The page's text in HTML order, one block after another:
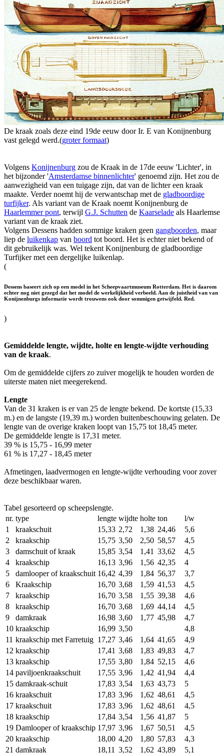
De kraak zoals deze eind 19de eeuw door Ir. E van Konijnenburg
vast gelegd werd.(groter formaat)
Volgens Konijnenburg zou de Kraak in de 17de eeuw 'Lichter', in
het bijzonder 'Amsterdamse binnenlichter' genoemd zijn. Het zou de
aanwezigheid van een tuigage zijn, dat van de lichter een kraak
maakte. Verder noemt hij de verwantschap met de gladboordige
turfijker. Als variant van de Kraak noemt Konijnenburg de
Haarlemmer pont, terwijl G.J. Schutten de Kaarselade als Haarlemse
variant van de kraak ziet.
Volgens Dessens hadden sommige kraken geen gangboorden, maar
liep de luikenkap van boord tot boord. Het is echter niet bekend of
dit gebruikelijk was. Wel tekent Konijnenburg de gladboordige
Turfijker met een dergelijke luikenlap.
(
Dessens baseert zich op een model in het Scheepvaartmuseum Rotterdam. Het is daarom
echter nog niet gezegd dat het model de werkelijkheid verbeeld. Aan de juistheid van van
Konijnenburgs informatie wordt trouwens ook door sommigen getwijfeld. Red.
)
Gemiddelde lengte, wijdte, holte en lengte-wijdte verhouding
van de kraak.
Om de gemiddelde cijfers zo zuiver mogelijk te houden worden de
uiterste maten niet meegerekend.
Lengte
Van de 31 kraken is er van 25 de lengte bekend. De kortste (15,33
m.) en de langste (19,39 m.) worden buitenbeschouwing gelaten. De
lengte van de overige kraken loopt van 15,75 tot 18,45 meter.
De gemiddelde lengte is 17,31 meter.
39 % is 15,75 - 16,99 meter
61 % is 17,27 - 18,45 meter
Afmetingen, laadvermogen en lengte-wijdte verhouding voor zover
deze beschikbaar waren.
Tabel gesorteerd op scheepslengte.
nr. type lengte wijdte holte ton
l/w
1
kraakschuit 15,33 2,72 1,38 24,46
5,6
2
kraakschip 15,75 3,50 2,50 58,57
4,5
3
damschuit of kraak 15,85 3,54 1,41 33,62
4,5
4
kraakschip 16,13 3,96 1,56 42,35
4
5
damlooper of kraakschuit 16,42 4,39 1,84 56,37
3,7
6
Kraakschip 16,70 3,68 1,59 41,53
4,5
7
kraakschip 16,70 3,58 1,55 39,38
4,6
8
kraakschip 16,70 3,68 1,69 44,14
4,5
9
damkraak 16,98 3,60 1,77 45,98
4,7
10 kraakschip 16,99 3,50
4,8
11 kraakschip met Farretuig 17,27 3,46 1,64 41,65
4,9
12 kraakschip 17,41 3,68 1,83 49,83
4,7
13 kraakschip 17,55 3,80 1,84 52,15
4,6
14 paviljoenkraakschuit 17,55 3,96 1,42 41,94
4,4
15 damkraak‐schuit 17,83 3,54 1,63 43,73
5
16 kraakschuit 17,83 3,96 1,62 48,61
4,5
17 kraakschuit 17,83 3,96 1,62 48,61
4,5
18 kraakschip 17,84 3,54 1,56 41,87
5
19 Damlooper of kraakschip 17,97 3,96 1,67 50,51
4,5
20 kraakschip 18,00 4,20 1,80 57,83
4,3
21 damkraak 18,11 3,52 1,62 43,89
5,1